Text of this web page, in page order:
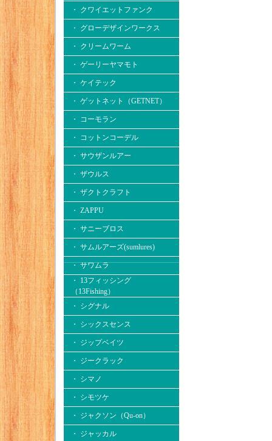
・ クワイエットファンク
・ グローデザインワークス
・ クリームワーム
・ ゲーリーヤマモト
・ ケイテック
・ ゲットネット（GETNET）
・ コーモラン
・ コットンコーデル
・ サウザンルアー
・ ザウルス
・ ザクトクラフト
・ ZAPPU
・ サニーブロス
・ サムルアーズ(sumlures)
・ サワムラ
・ 13フィッシング
（13Fishing）
・ シグナル
・ シックスセンス
・ ジップベイツ
・ ジークラック
・ シマノ
・ シモツケ
・ ジャクソン（Qu-on）
・ ジャッカル